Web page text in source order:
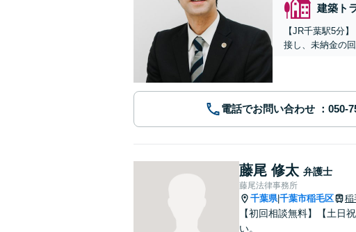
建築ト
【JR千葉駅5分
接し、未納金の
電話でお問い合わせ
藤尾 修太 弁護士
藤尾法律事務所
千葉県|千葉市稲毛区 稲
【初回相談無料】【土日
い。